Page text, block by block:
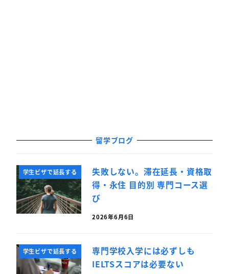
留学ブログ
学生ビザで延長する
失敗しない。滞在延長・資格取
得・永住 目的別 専門コース選
び
2026年6月6日
学生ビザで延長する
専門学校入学には必ずしも
IELTSスコアは必要ない